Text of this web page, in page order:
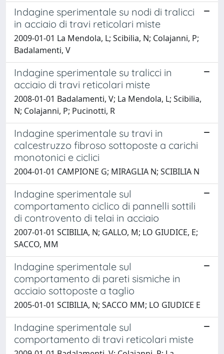
Indagine sperimentale su nodi di tralicci
in acciaio di travi reticolari miste
2009-01-01 La Mendola, L; Scibilia, N; Colajanni, P;
Badalamenti, V
Indagine sperimentale su tralicci in
acciaio di travi reticolari miste
2008-01-01 Badalamenti, V; La Mendola, L; Scibilia,
N; Colajanni, P; Pucinotti, R
Indagine sperimentale su travi in
calcestruzzo fibroso sottoposte a carichi
monotonici e ciclici
2004-01-01 CAMPIONE G; MIRAGLIA N; SCIBILIA N
Indagine sperimentale sul
comportamento ciclico di pannelli sottili
di controvento di telai in acciaio
2007-01-01 SCIBILIA, N; GALLO, M; LO GIUDICE, E;
SACCO, MM
Indagine sperimentale sul
comportamento di pareti sismiche in
acciaio sottoposte a taglio
2005-01-01 SCIBILIA, N; SACCO MM; LO GIUDICE E
Indagine sperimentale sul
comportamento di travi reticolari miste